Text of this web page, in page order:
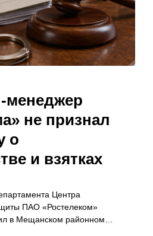
не признал
о
и взятках
Центра
ПАО «Ростелеком»
в Мещанском районном…